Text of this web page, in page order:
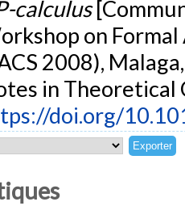
calculus
on
2008),
in Theoretical
doi.org/